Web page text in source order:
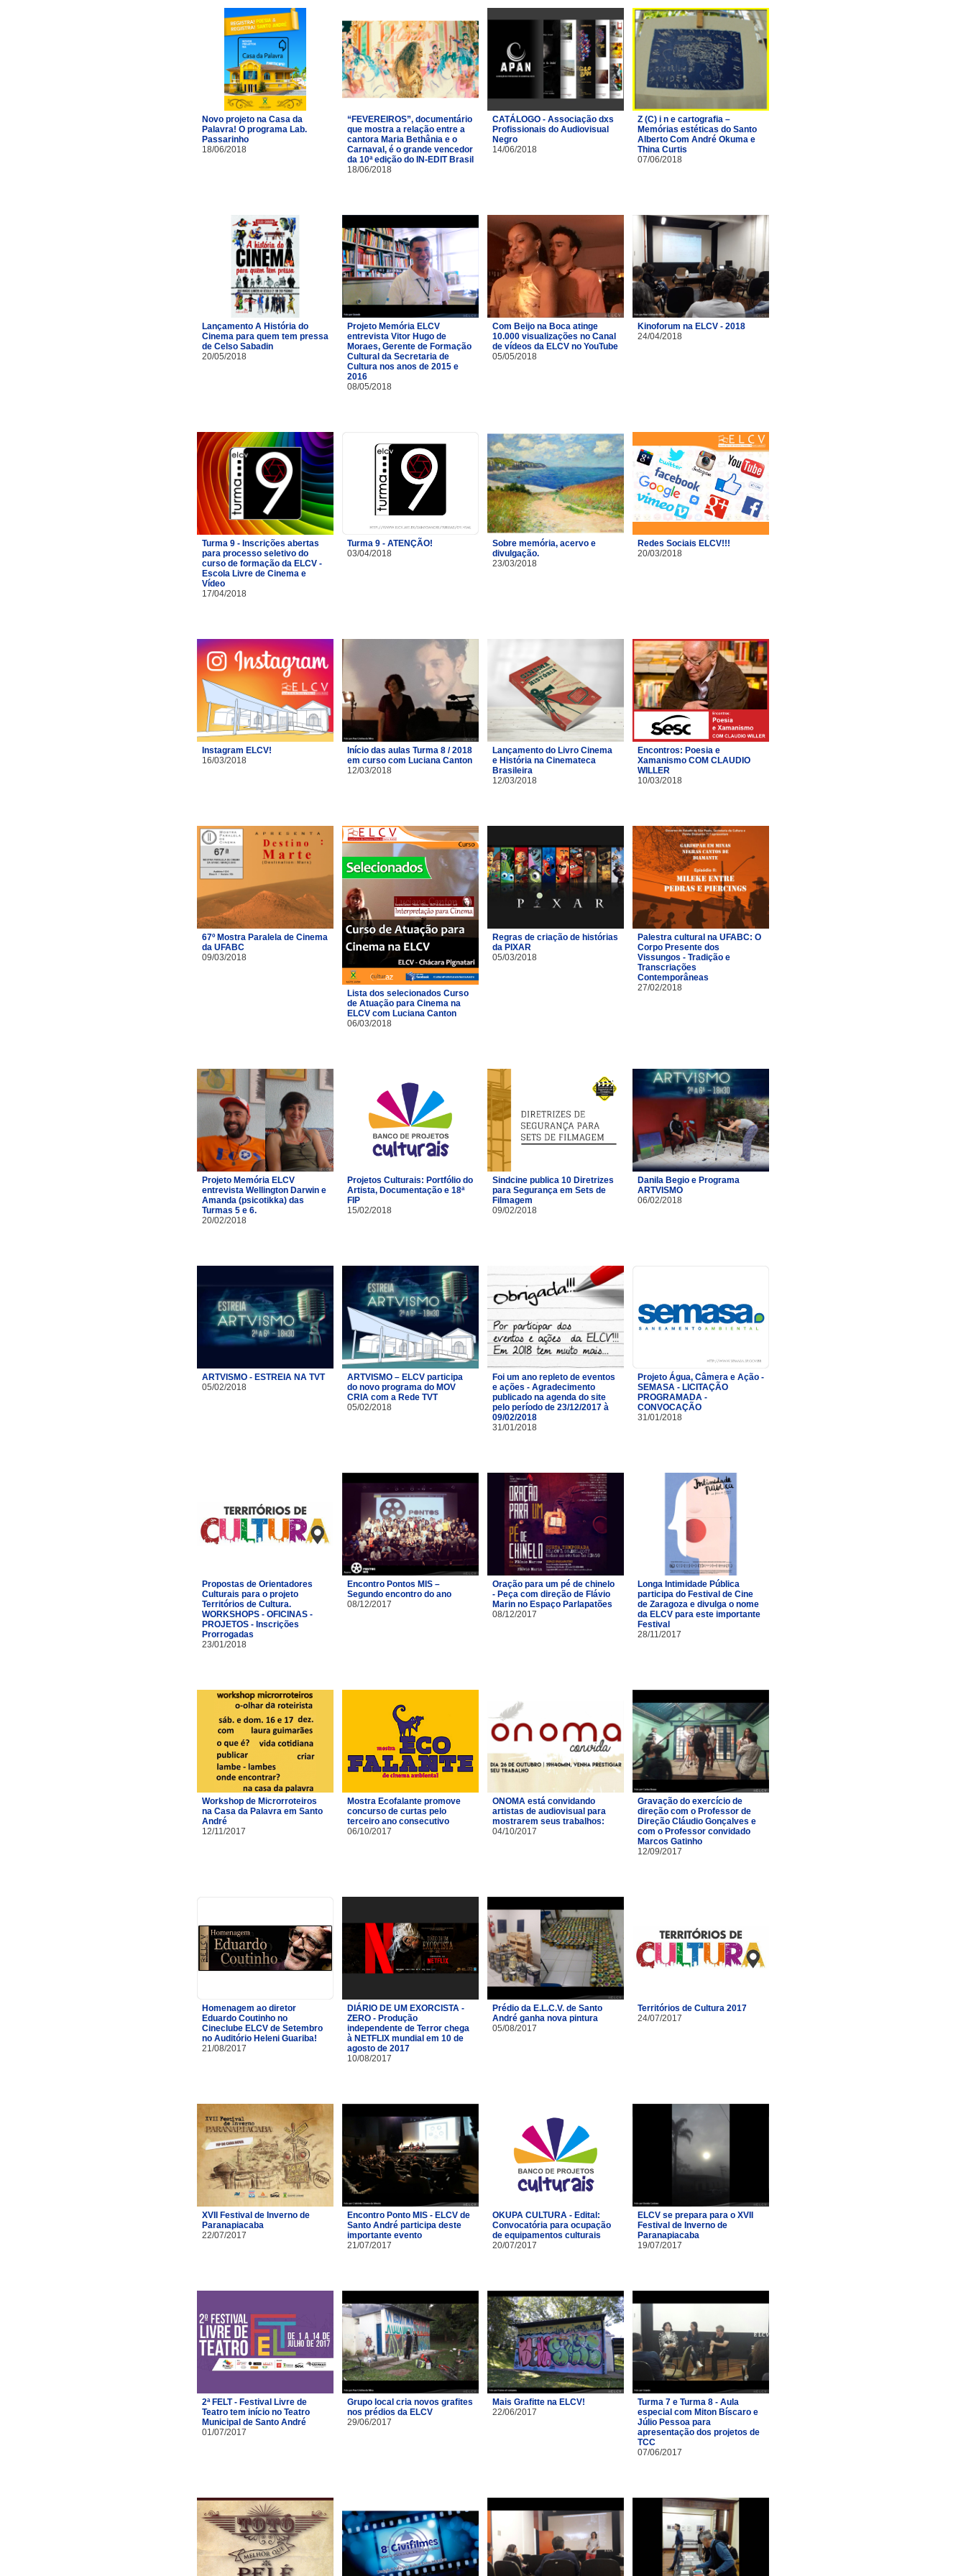
Novo projeto na Casa da
Palavra! O programa Lab.
Passarinho
18/06/2018
“FEVEREIROS”, documentário
que mostra a relação entre a
cantora Maria Bethânia e o
Carnaval, é o grande vencedor
da 10ª edição do IN-EDIT Brasil
18/06/2018
CATÁLOGO - Associação dxs
Profissionais do Audiovisual
Negro
14/06/2018
Z (C) i n e cartografia –
Memórias estéticas do Santo
Alberto Com André Okuma e
Thina Curtis
07/06/2018
Lançamento A História do
Cinema para quem tem pressa
de Celso Sabadin
20/05/2018
Projeto Memória ELCV
entrevista Vitor Hugo de
Moraes, Gerente de Formação
Cultural da Secretaria de
Cultura nos anos de 2015 e
2016
08/05/2018
Com Beijo na Boca atinge
10.000 visualizações no Canal
de vídeos da ELCV no YouTube
05/05/2018
Kinoforum na ELCV - 2018
24/04/2018
Turma 9 - Inscrições abertas
para processo seletivo do
curso de formação da ELCV -
Escola Livre de Cinema e
Vídeo
17/04/2018
Turma 9 - ATENÇÃO!
03/04/2018
Sobre memória, acervo e
divulgação.
23/03/2018
Redes Sociais ELCV!!!
20/03/2018
Instagram ELCV!
16/03/2018
Início das aulas Turma 8 / 2018
em curso com Luciana Canton
12/03/2018
Lançamento do Livro Cinema
e História na Cinemateca
Brasileira
12/03/2018
Encontros: Poesia e
Xamanismo COM CLAUDIO
WILLER
10/03/2018
67º Mostra Paralela de Cinema
da UFABC
09/03/2018
Lista dos selecionados Curso
de Atuação para Cinema na
ELCV com Luciana Canton
06/03/2018
Regras de criação de histórias
da PIXAR
05/03/2018
Palestra cultural na UFABC: O
Corpo Presente dos
Vissungos - Tradição e
Transcriações
Contemporâneas
27/02/2018
Projeto Memória ELCV
entrevista Wellington Darwin e
Amanda (psicotikka) das
Turmas 5 e 6.
20/02/2018
Projetos Culturais: Portfólio do
Artista, Documentação e 18ª
FIP
15/02/2018
Sindcine publica 10 Diretrizes
para Segurança em Sets de
Filmagem
09/02/2018
Danila Begio e Programa
ARTVISMO
06/02/2018
ARTVISMO - ESTREIA NA TVT
05/02/2018
ARTVISMO – ELCV participa
do novo programa do MOV
CRIA com a Rede TVT
05/02/2018
Foi um ano repleto de eventos
e ações - Agradecimento
publicado na agenda do site
pelo período de 23/12/2017 à
09/02/2018
31/01/2018
Projeto Água, Câmera e Ação -
SEMASA - LICITAÇÃO
PROGRAMADA -
CONVOCAÇÃO
31/01/2018
Propostas de Orientadores
Culturais para o projeto
Territórios de Cultura.
WORKSHOPS - OFICINAS -
PROJETOS - Inscrições
Prorrogadas
23/01/2018
Encontro Pontos MIS –
Segundo encontro do ano
08/12/2017
Oração para um pé de chinelo
- Peça com direção de Flávio
Marin no Espaço Parlapatões
08/12/2017
Longa Intimidade Pública
participa do Festival de Cine
de Zaragoza e divulga o nome
da ELCV para este importante
Festival
28/11/2017
Workshop de Microrroteiros
na Casa da Palavra em Santo
André
12/11/2017
Mostra Ecofalante promove
concurso de curtas pelo
terceiro ano consecutivo
06/10/2017
ONOMA está convidando
artistas de audiovisual para
mostrarem seus trabalhos:
04/10/2017
Gravação do exercício de
direção com o Professor de
Direção Cláudio Gonçalves e
com o Professor convidado
Marcos Gatinho
12/09/2017
Homenagem ao diretor
Eduardo Coutinho no
Cineclube ELCV de Setembro
no Auditório Heleni Guariba!
21/08/2017
DIÁRIO DE UM EXORCISTA -
ZERO - Produção
independente de Terror chega
à NETFLIX mundial em 10 de
agosto de 2017
10/08/2017
Prédio da E.L.C.V. de Santo
André ganha nova pintura
05/08/2017
Territórios de Cultura 2017
24/07/2017
XVII Festival de Inverno de
Paranapiacaba
22/07/2017
Encontro Ponto MIS - ELCV de
Santo André participa deste
importante evento
21/07/2017
OKUPA CULTURA - Edital:
Convocatória para ocupação
de equipamentos culturais
20/07/2017
ELCV se prepara para o XVII
Festival de Inverno de
Paranapiacaba
19/07/2017
2ª FELT - Festival Livre de
Teatro tem início no Teatro
Municipal de Santo André
01/07/2017
Grupo local cria novos grafites
nos prédios da ELCV
29/06/2017
Mais Grafitte na ELCV!
22/06/2017
Turma 7 e Turma 8 - Aula
especial com Miton Bíscaro e
Júlio Pessoa para
apresentação dos projetos de
TCC
07/06/2017